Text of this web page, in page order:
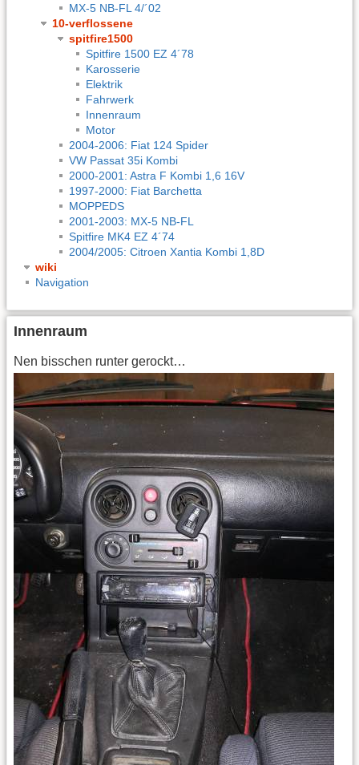
MX-5 NB-FL 4/´02
10-verflossene
spitfire1500
Spitfire 1500 EZ 4´78
Karosserie
Elektrik
Fahrwerk
Innenraum
Motor
2004-2006: Fiat 124 Spider
VW Passat 35i Kombi
2000-2001: Astra F Kombi 1,6 16V
1997-2000: Fiat Barchetta
MOPPEDS
2001-2003: MX-5 NB-FL
Spitfire MK4 EZ 4´74
2004/2005: Citroen Xantia Kombi 1,8D
wiki
Navigation
Innenraum
Nen bisschen runter gerockt…